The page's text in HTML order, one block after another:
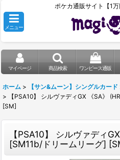
ポケカ通販サイト【1万
メニュー
マイページ 商品検索 ワンピース通販
ホーム > 【サン&ムーン】シングルカード
>
【PSA10】 シルヴァディGX 《SA》
[SM]
【PSA10】 シルヴァディ
[SM11b/ドリームリーグ]